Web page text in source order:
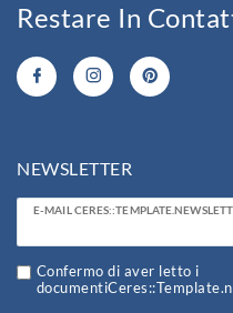
Restare In
NEWSLETTER
E-MAIL
Confermo di aver letto i